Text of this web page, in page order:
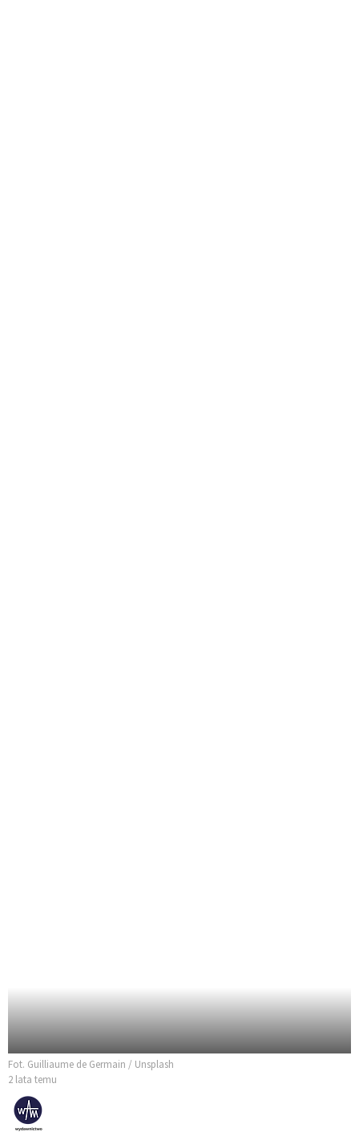
Fot. Guilliaume de Germain / Unsplash
2 lata temu